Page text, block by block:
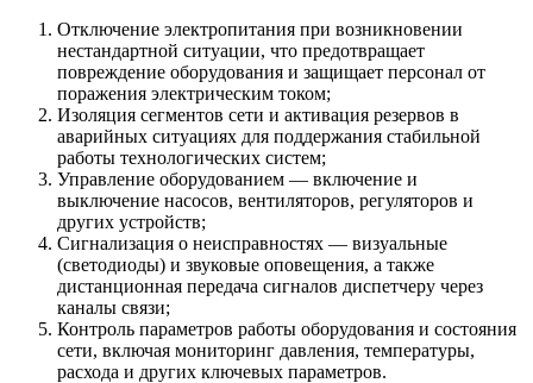
Отключение электропитания при возникновении
нестандартной ситуации, что предотвращает
повреждение оборудования и защищает персонал от
поражения электрическим током;
Изоляция сегментов сети и активация резервов в
аварийных ситуациях для поддержания стабильной
работы технологических систем;
Управление оборудованием — включение и
выключение насосов, вентиляторов, регуляторов и
других устройств;
Сигнализация о неисправностях — визуальные
(светодиоды) и звуковые оповещения, а также
дистанционная передача сигналов диспетчеру через
каналы связи;
Контроль параметров работы оборудования и состояния
сети, включая мониторинг давления, температуры,
расхода и других ключевых параметров.